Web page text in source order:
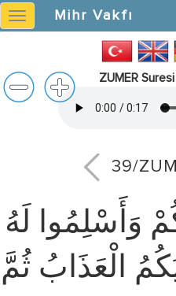
Mihr
Vakfı
Mihr Vakfı
ZUMER
39/
وَأَسْلِمُوا لَهُ
الْعَذَابُ ثُمَّ